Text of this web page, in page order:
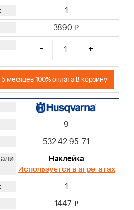
1
3890 i
- +
месяцев 100% оплата В корзину
9
532 42 95-71
Наклейка
Используется в агрегатах
1
1447 i